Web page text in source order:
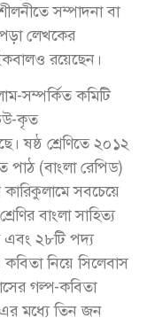
সম্পাদনা বা
পড়া লেখকের
রয়েছেন।
সম্পর্কিত কমিটি
কৃত
ষষ্ঠ শ্রেণিতে ২০১২
পাঠ (বাংলা রেপিড)
সবচেয়ে
বাংলা সাহিত্য
এবং ২৮টি পদ্য
নিয়ে সিলেবাস
গল্প-কবিতা
মধ্যে তিন জন